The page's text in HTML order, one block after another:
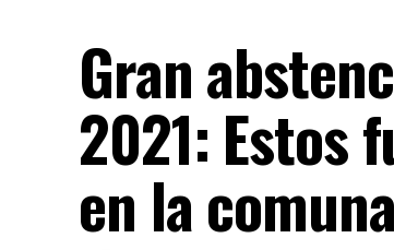
Gran
2021: Estos
en la comuna